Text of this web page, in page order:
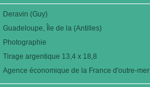
Deravin (Guy)
Guadeloupe, Île de la (Antilles)
Photographie
Tirage argentique 13,4 x 18,8
Agence économique de la France d'outre-mer